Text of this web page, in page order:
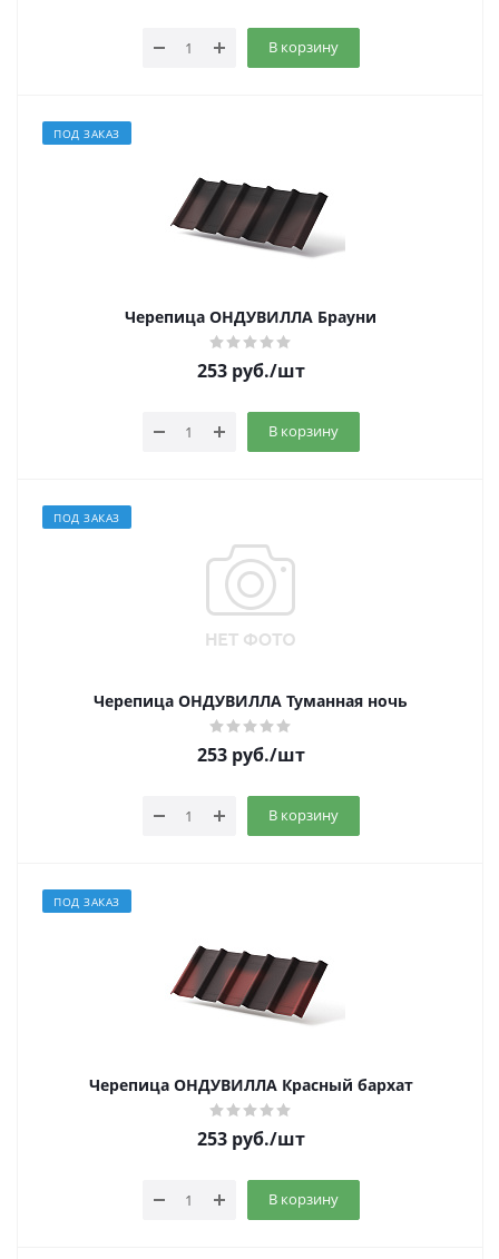
В корзину
ПОД ЗАКАЗ
Черепица ОНДУВИЛЛА Брауни
253руб./шт
В корзину
ПОД ЗАКАЗ
Черепица ОНДУВИЛЛА Туманная ночь
253руб./шт
В корзину
ПОД ЗАКАЗ
Черепица ОНДУВИЛЛА Красный бархат
253руб./шт
В корзину